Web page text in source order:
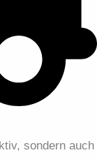
sondern auch